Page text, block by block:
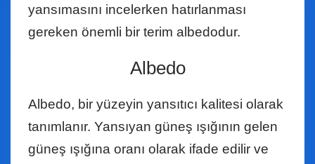
yansımasını incelerken hatırlanması
gereken önemli bir terim albedodur.
Albedo
Albedo, bir yüzeyin yansıtıcı kalitesi olarak
tanımlanır. Yansıyan güneş ışığının gelen
güneş ışığına oranı olarak ifade edilir ve